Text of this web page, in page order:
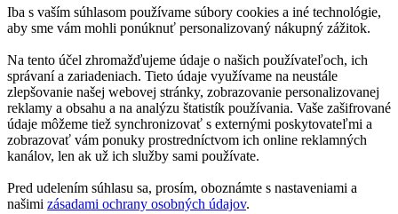
Iba s vaším súhlasom používame súbory cookies a iné technológie,
aby sme vám mohli ponúknuť personalizovaný nákupný zážitok.
Na tento účel zhromažďujeme údaje o našich používateľoch, ich
správaní a zariadeniach. Tieto údaje využívame na neustále
zlepšovanie našej webovej stránky, zobrazovanie personalizovanej
reklamy a obsahu a na analýzu štatistík používania. Vaše zašifrované
údaje môžeme tiež synchronizovať s externými poskytovateľmi a
zobrazovať vám ponuky prostredníctvom ich online reklamných
kanálov, len ak už ich služby sami používate.
Pred udelením súhlasu sa, prosím, oboznámte s nastaveniami a
našimi zásadami ochrany osobných údajov.